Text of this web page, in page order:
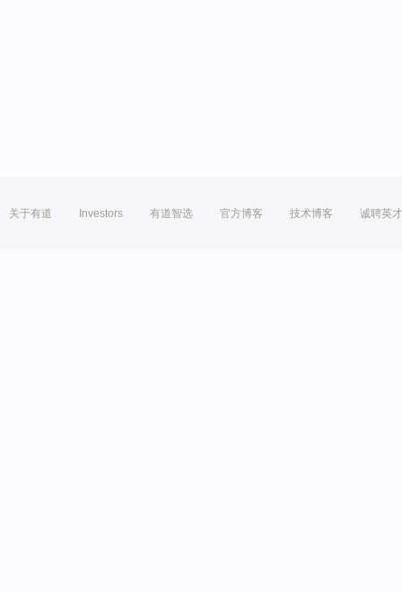
关于有道 Investors 有道智选 官方博客 技术博客 诚聘英才